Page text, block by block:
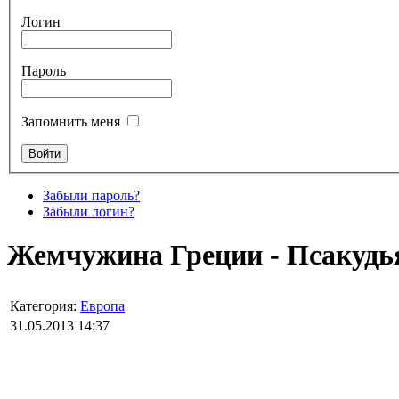
Логин
Пароль
Запомнить меня
Забыли пароль?
Забыли логин?
Жемчужина Греции -
Категория: Европа
31.05.2013 14:37